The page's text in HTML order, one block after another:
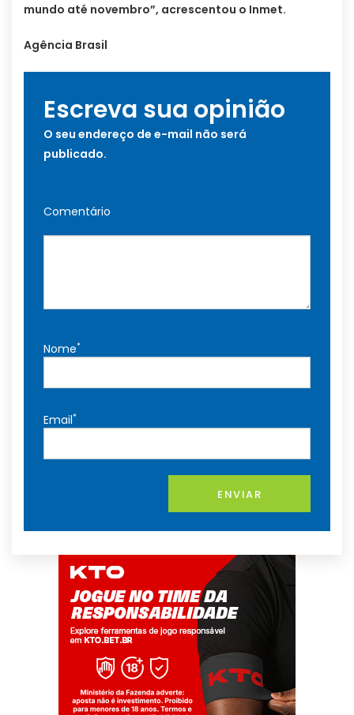
mundo até novembro”, acrescentou o Inmet.
Agência Brasil
Escreva sua opinião
O seu endereço de e-mail não será
publicado.
Comentário
Nome*
Email*
ENVIAR